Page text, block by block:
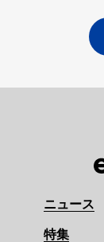
ニュース
特集